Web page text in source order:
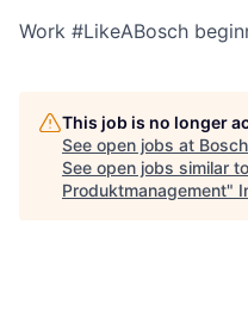
Work #LikeABosch
This job is no longer
See open jobs at Bosch
See open jobs similar
Produktmanagement"